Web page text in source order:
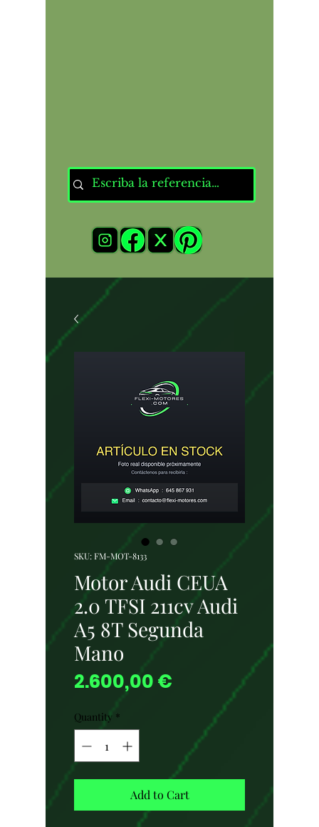
SKU: FM-MOT-8133
Motor Audi CEUA
2.0 TFSI 211cv Audi
A5 8T Segunda
Mano
2.600,00 €
Quantity *
Add to Cart